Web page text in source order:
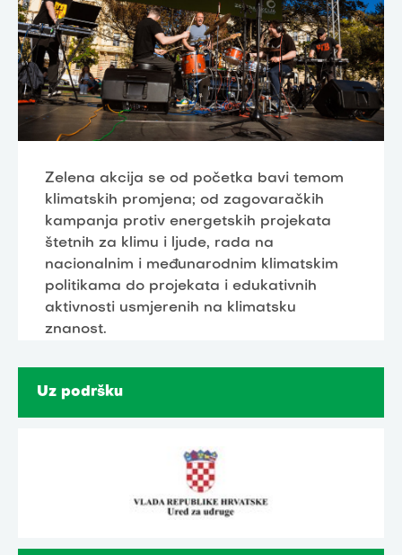
Zelena akcija se od početka bavi temom
klimatskih promjena; od zagovaračkih
kampanja protiv energetskih projekata
štetnih za klimu i ljude, rada na
nacionalnim i međunarodnim klimatskim
politikama do projekata i edukativnih
aktivnosti usmjerenih na klimatsku
znanost.
Uz podršku